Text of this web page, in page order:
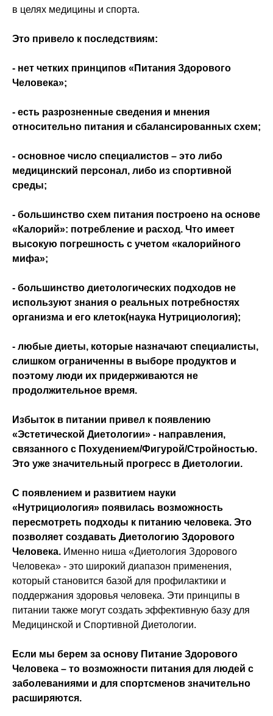
в целях медицины и спорта.
Это привело к последствиям:
- нет четких принципов «Питания Здорового
Человека»;
- есть разрозненные сведения и мнения
относительно питания и сбалансированных схем;
- основное число специалистов – это либо
медицинский персонал, либо из спортивной
среды;
- большинство схем питания построено на основе
«Калорий»: потребление и расход. Что имеет
высокую погрешность с учетом «калорийного
мифа»;
- большинство диетологических подходов не
используют знания о реальных потребностях
организма и его клеток(наука Нутрициология);
- любые диеты, которые назначают специалисты,
слишком ограниченны в выборе продуктов и
поэтому люди их придерживаются не
продолжительное время.
Избыток в питании привел к появлению
«Эстетической Диетологии» - направления,
связанного с Похудением/Фигурой/Стройностью.
Это уже значительный прогресс в Диетологии.
С появлением и развитием науки
«Нутрициология» появилась возможность
пересмотреть подходы к питанию человека. Это
позволяет создавать Диетологию Здорового
Человека. Именно ниша «Диетология Здорового
Человека» - это широкий диапазон применения,
который становится базой для профилактики и
поддержания здоровья человека. Эти принципы в
питании также могут создать эффективную базу для
Медицинской и Спортивной Диетологии.
Если мы берем за основу Питание Здорового
Человека – то возможности питания для людей с
заболеваниями и для спортсменов значительно
расширяются.